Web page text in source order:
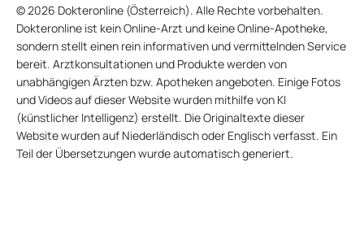
© 2026 Dokteronline (Österreich). Alle Rechte vorbehalten.
Dokteronline ist kein Online-Arzt und keine Online-Apotheke,
sondern stellt einen rein informativen und vermittelnden Service
bereit. Arztkonsultationen und Produkte werden von
unabhängigen Ärzten bzw. Apotheken angeboten. Einige Fotos
und Videos auf dieser Website wurden mithilfe von KI
(künstlicher Intelligenz) erstellt. Die Originaltexte dieser
Website wurden auf Niederländisch oder Englisch verfasst. Ein
Teil der Übersetzungen wurde automatisch generiert.